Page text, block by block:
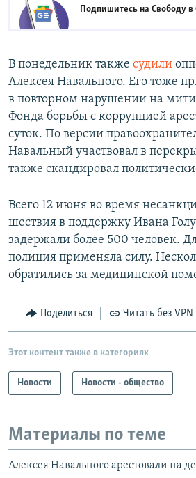
Подпишитесь на Свободу в
В понедельник также судили
Алексея Навального. Его тоже
в повторном нарушении на
Фонда борьбы с коррупцией
суток. По версии
Навальный участвовал в
также скандировал
Всего 12 июня во время
шествия в поддержку Ивана
задержали более 500 человек.
полиция применяла силу.
обратились за медицинской
Поделиться Читать без VPN
Этот контент также в категориях
Новости Новости - общество
Материалы по теме
Алексея Навального арестовали на